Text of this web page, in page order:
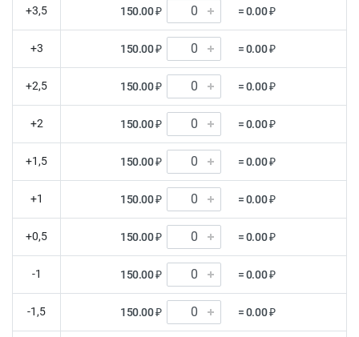
+3,5 150.00 ₽ = 0.00 ₽
+3 150.00 ₽ = 0.00 ₽
+2,5 150.00 ₽ = 0.00 ₽
+2 150.00 ₽ = 0.00 ₽
+1,5 150.00 ₽ = 0.00 ₽
+1 150.00 ₽ = 0.00 ₽
+0,5 150.00 ₽ = 0.00 ₽
-1 150.00 ₽ = 0.00 ₽
-1,5 150.00 ₽ = 0.00 ₽